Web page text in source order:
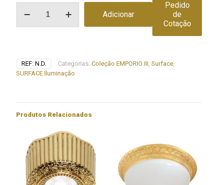
Adicionar
Pedido
de
Cotação
REF: N.D. Categorias: Coleção EMPORIO III, Surface,
SURFACE Iluminação
Produtos Relacionados